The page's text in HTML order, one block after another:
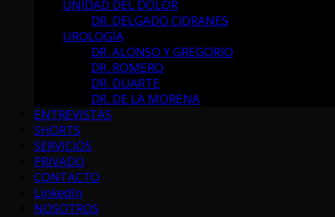
UNIDAD DEL DOLOR
DR. DELGADO CIDRANES
UROLOGÍA
DR. ALONSO Y GREGORIO
DR. ROMERO
DR. DUARTE
DR. DE LA MORENA
ENTREVISTAS
SHORTS
SERVICIOS
PRIVADO
CONTACTO
LinkedIn
NOSOTROS